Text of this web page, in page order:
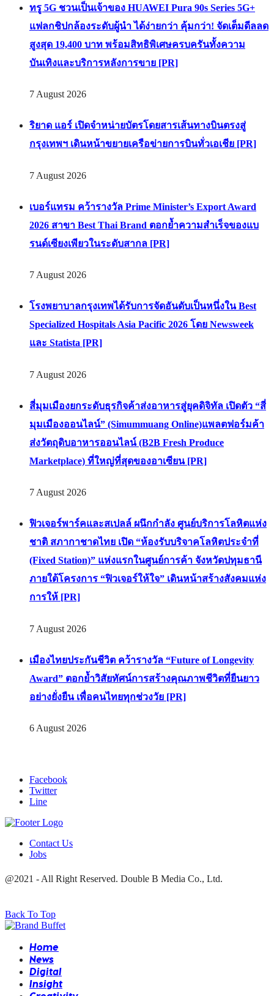
ทรู 5G ชวนเป็นเจ้าของ HUAWEI Pura 90s Series 5G+
แฟลกชิปกล้องระดับผู้นำ ได้ง่ายกว่า คุ้มกว่า! จัดเต็มดีลลด
สูงสุด 19,400 บาท พร้อมสิทธิพิเศษครบครันทั้งความ
บันเทิงและบริการหลังการขาย [PR]
7 August 2026
ริยาด แอร์ เปิดจำหน่ายบัตรโดยสารเส้นทางบินตรงสู่
กรุงเทพฯ เดินหน้าขยายเครือข่ายการบินทั่วเอเชีย [PR]
7 August 2026
เบอร์แทรม คว้ารางวัล Prime Minister’s Export Award
2026 สาขา Best Thai Brand ตอกย้ำความสำเร็จของแบ
รนด์เซียงเพียวในระดับสากล [PR]
7 August 2026
โรงพยาบาลกรุงเทพได้รับการจัดอันดับเป็นหนึ่งใน Best
Specialized Hospitals Asia Pacific 2026 โดย Newsweek
และ Statista [PR]
7 August 2026
สี่มุมเมืองยกระดับธุรกิจค้าส่งอาหารสู่ยุคดิจิทัล เปิดตัว “สี่
มุมเมืองออนไลน์” (Simummuang Online)แพลตฟอร์มค้า
ส่งวัตถุดิบอาหารออนไลน์ (B2B Fresh Produce
Marketplace) ที่ใหญ่ที่สุดของอาเซียน [PR]
7 August 2026
ฟิวเจอร์พาร์คและสเปลล์ ผนึกกำลัง ศูนย์บริการโลหิตแห่ง
ชาติ สภากาชาดไทย เปิด “ห้องรับบริจาคโลหิตประจำที่
(Fixed Station)” แห่งแรกในศูนย์การค้า จังหวัดปทุมธานี
ภายใต้โครงการ “ฟิวเจอร์ให้ใจ” เดินหน้าสร้างสังคมแห่ง
การให้ [PR]
7 August 2026
เมืองไทยประกันชีวิต คว้ารางวัล “Future of Longevity
Award” ตอกย้ำวิสัยทัศน์การสร้างคุณภาพชีวิตที่ยืนยาว
อย่างยั่งยืน เพื่อคนไทยทุกช่วงวัย [PR]
6 August 2026
Facebook
Twitter
Line
Contact Us
Jobs
@2021 - All Right Reserved. Double B Media Co., Ltd.
Back To Top
Home
News
Digital
Insight